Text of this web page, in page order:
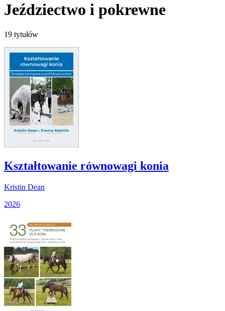
Jeździectwo i pokrewne
19 tytułów
Kształtowanie równowagi konia
Kristin Dean
2026